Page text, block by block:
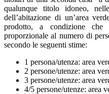
qualunque titolo idoneo,
dell’abitazione di un’area
prodotto, a condizione
proporzionale al numero di
secondo le seguenti stime:
1 persona/utenza: area
2 persone/utenze: area
3 persone/utenze: area
4/5 persone/utenze: area